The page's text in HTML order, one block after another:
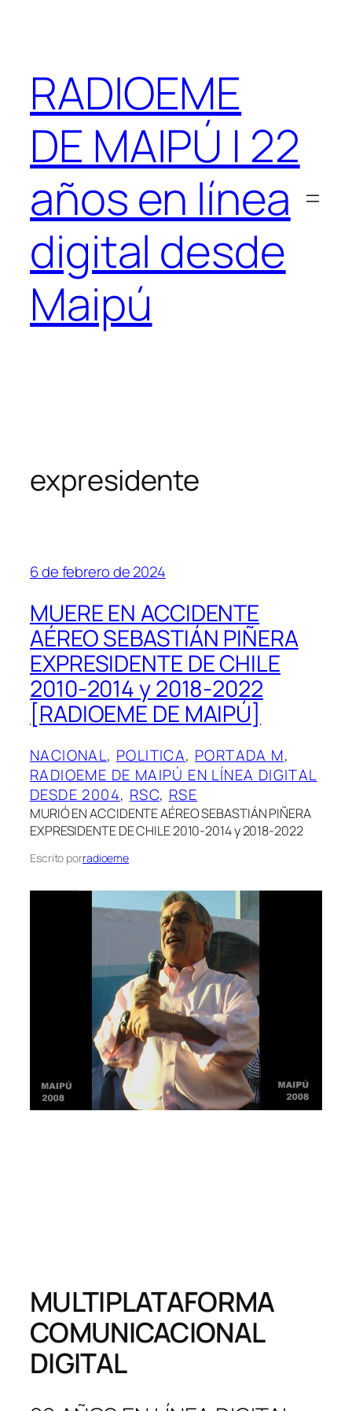
RADIOEME
DE MAIPÚ | 22
años en línea
digital desde
Maipú
expresidente
6 de febrero de 2024
MUERE EN ACCIDENTE
AÉREO SEBASTIÁN PIÑERA
EXPRESIDENTE DE CHILE
2010-2014 y 2018-2022
[RADIOEME DE MAIPÚ]
NACIONAL, POLITICA, PORTADA M
RADIOEME DE MAIPÚ EN LÍNEA DIGITAL
DESDE 2004, RSC, RSE
MURIÓ EN ACCIDENTE AÉREO SEBASTIÁN PIÑERA
EXPRESIDENTE DE CHILE 2010-2014 y 2018-2022
Escrito porradioeme
MULTIPLATAFORMA
COMUNICACIONAL
DIGITAL